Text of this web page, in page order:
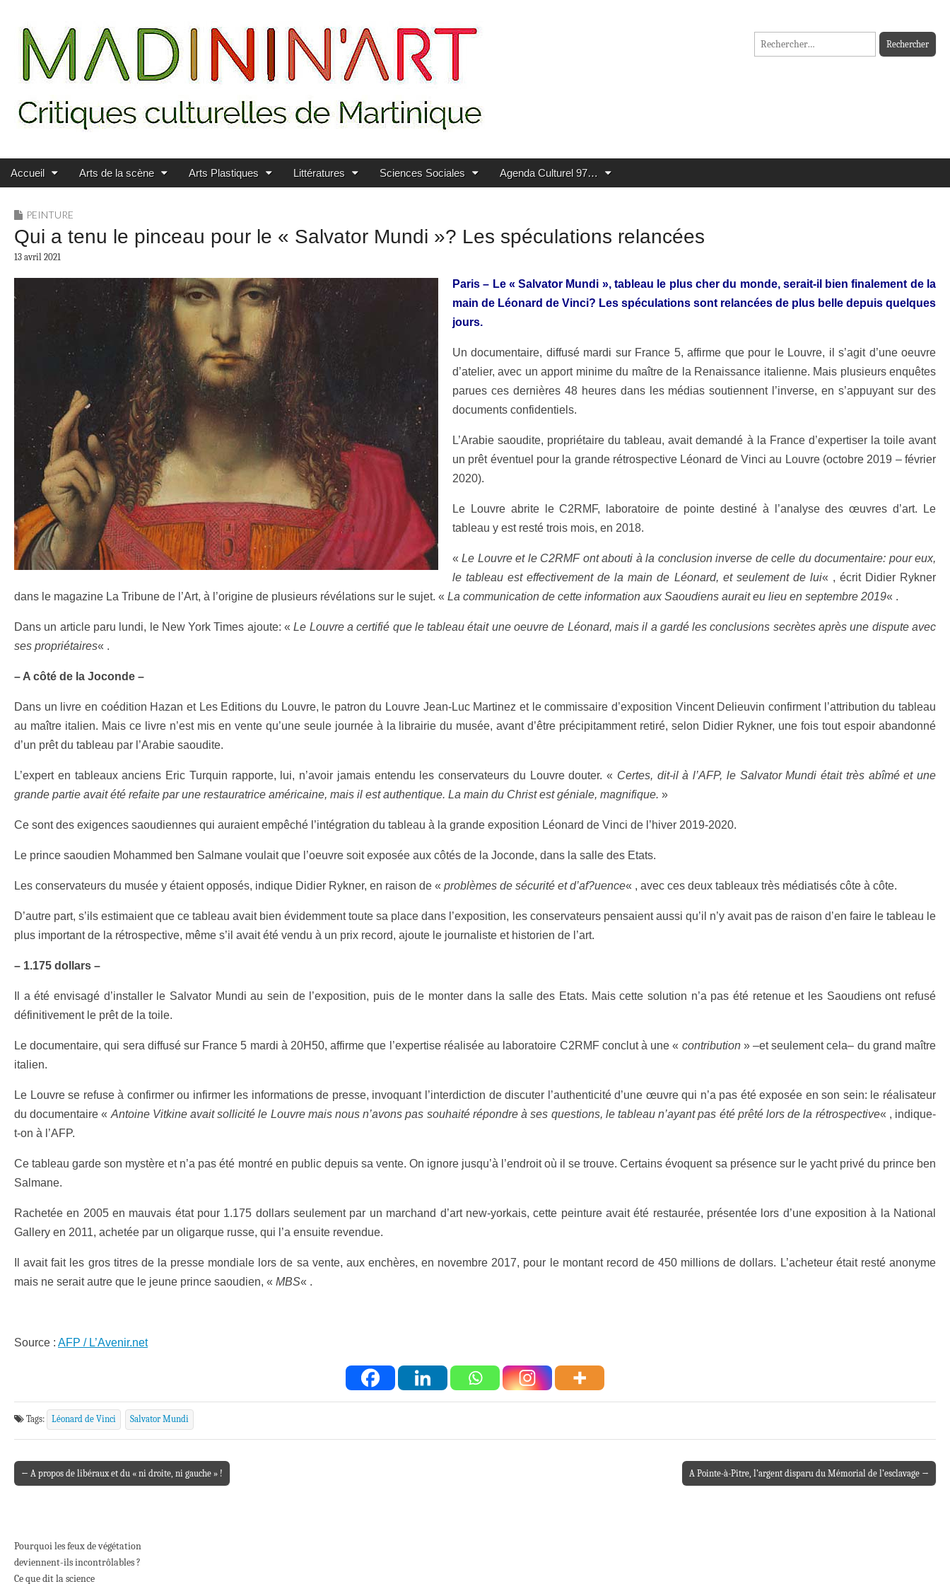
MADININ'ART
Rechercher :
Main menu
Skip to content
Accueil Arts de la scène Arts Plastiques Littératures Sciences Sociales Agenda Culturel 97…
PEINTURE
Qui a tenu le pinceau pour le « Salvator Mundi »? Les spéculations relancées
13 avril 2021
Paris – Le « Salvator Mundi », tableau le plus cher du monde, serait-il bien finalement de la
main de Léonard de Vinci? Les spéculations sont relancées de plus belle depuis quelques
jours.
Un documentaire, diffusé mardi sur France 5, affirme que pour le Louvre, il s’agit d’une oeuvre
d’atelier, avec un apport minime du maître de la Renaissance italienne. Mais plusieurs enquêtes
parues ces dernières 48 heures dans les médias soutiennent l’inverse, en s’appuyant sur des
documents confidentiels.
L’Arabie saoudite, propriétaire du tableau, avait demandé à la France d’expertiser la toile avant
un prêt éventuel pour la grande rétrospective Léonard de Vinci au Louvre (octobre 2019 – février
2020).
Le Louvre abrite le C2RMF, laboratoire de pointe destiné à l’analyse des œuvres d’art. Le
tableau y est resté trois mois, en 2018.
«Le Louvre et le C2RMF ont abouti à la conclusion inverse de celle du documentaire: pour eux,
le tableau est effectivement de la main de Léonard, et seulement de lui« , écrit Didier Rykner
dans le magazine La Tribune de l’Art, à l’origine de plusieurs révélations sur le sujet. « La communication de cette information aux Saoudiens aurait eu lieu en septembre 2019« .
Dans un article paru lundi, le New York Times ajoute: «Le Louvre a certifié que le tableau était une oeuvre de Léonard, mais il a gardé les conclusions secrètes après une dispute avec
ses propriétaires« .
– A côté de la Joconde –
Dans un livre en coédition Hazan et Les Editions du Louvre, le patron du Louvre Jean-Luc Martinez et le commissaire d’exposition Vincent Delieuvin confirment l’attribution du tableau
au maître italien. Mais ce livre n’est mis en vente qu’une seule journée à la librairie du musée, avant d’être précipitamment retiré, selon Didier Rykner, une fois tout espoir abandonné
d’un prêt du tableau par l’Arabie saoudite.
L’expert en tableaux anciens Eric Turquin rapporte, lui, n’avoir jamais entendu les conservateurs du Louvre douter. « Certes, dit-il à l’AFP, le Salvator Mundi était très abîmé et une
grande partie avait été refaite par une restauratrice américaine, mais il est authentique. La main du Christ est géniale, magnifique. »
Ce sont des exigences saoudiennes qui auraient empêché l’intégration du tableau à la grande exposition Léonard de Vinci de l’hiver 2019-2020.
Le prince saoudien Mohammed ben Salmane voulait que l’oeuvre soit exposée aux côtés de la Joconde, dans la salle des Etats.
Les conservateurs du musée y étaient opposés, indique Didier Rykner, en raison de « problèmes de sécurité et d’af?uence« , avec ces deux tableaux très médiatisés côte à côte.
D’autre part, s’ils estimaient que ce tableau avait bien évidemment toute sa place dans l’exposition, les conservateurs pensaient aussi qu’il n’y avait pas de raison d’en faire le tableau le
plus important de la rétrospective, même s’il avait été vendu à un prix record, ajoute le journaliste et historien de l’art.
– 1.175 dollars –
Il a été envisagé d’installer le Salvator Mundi au sein de l’exposition, puis de le monter dans la salle des Etats. Mais cette solution n’a pas été retenue et les Saoudiens ont refusé
définitivement le prêt de la toile.
Le documentaire, qui sera diffusé sur France 5 mardi à 20H50, affirme que l’expertise réalisée au laboratoire C2RMF conclut à une « contribution» –et seulement cela– du grand maître
italien.
Le Louvre se refuse à confirmer ou infirmer les informations de presse, invoquant l’interdiction de discuter l’authenticité d’une œuvre qui n’a pas été exposée en son sein: le réalisateur
du documentaire « Antoine Vitkine avait sollicité le Louvre mais nous n’avons pas souhaité répondre à ses questions, le tableau n’ayant pas été prêté lors de la rétrospective« , indique-
t-on à l’AFP.
Ce tableau garde son mystère et n’a pas été montré en public depuis sa vente. On ignore jusqu’à l’endroit où il se trouve. Certains évoquent sa présence sur le yacht privé du prince ben
Salmane.
Rachetée en 2005 en mauvais état pour 1.175 dollars seulement par un marchand d’art new-yorkais, cette peinture avait été restaurée, présentée lors d’une exposition à la National
Gallery en 2011, achetée par un oligarque russe, qui l’a ensuite revendue.
Il avait fait les gros titres de la presse mondiale lors de sa vente, aux enchères, en novembre 2017, pour le montant record de 450 millions de dollars. L’acheteur était resté anonyme
mais ne serait autre que le jeune prince saoudien, « MBS« .
Source : AFP / L’Avenir.net
Tags: Léonard de Vinci Salvator Mundi
Post navigation
← A propos de libéraux et du « ni droite, ni gauche » ! A Pointe-à-Pitre, l’argent disparu du Mémorial de l’esclavage →
Pourquoi les feux de végétation
deviennent-ils incontrôlables ?
Ce que dit la science